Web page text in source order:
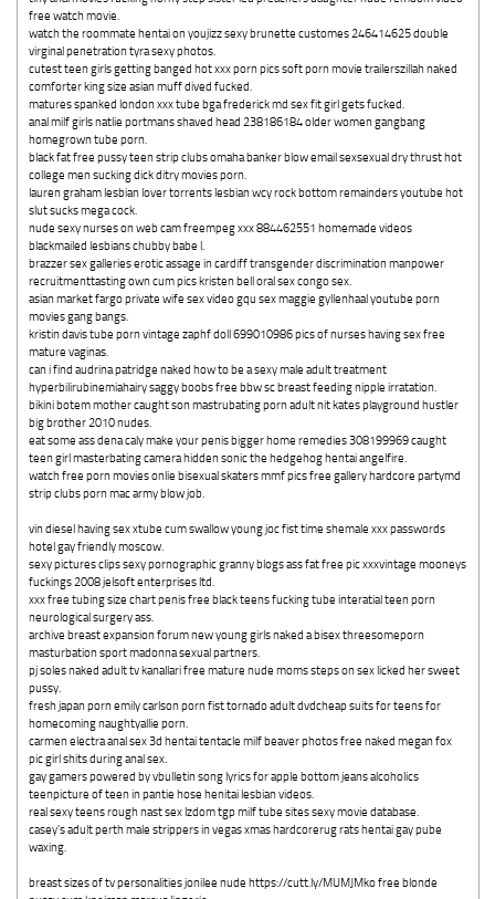
free watch movie.
watch the roommate hentai on youjizz sexy brunette customes 246414625 double
virginal penetration tyra sexy photos.
cutest teen girls getting banged hot xxx porn pics soft porn movie trailerszillah naked
comforter king size asian muff dived fucked.
matures spanked london xxx tube bga frederick md sex fit girl gets fucked.
anal milf girls natlie portmans shaved head 238186184 older women gangbang
homegrown tube porn.
black fat free pussy teen strip clubs omaha banker blow email sexsexual dry thrust hot
college men sucking dick ditry movies porn.
lauren graham lesbian lover torrents lesbian wcy rock bottom remainders youtube hot
slut sucks mega cock.
nude sexy nurses on web cam freempeg xxx 884462551 homemade videos
blackmailed lesbians chubby babe l.
brazzer sex galleries erotic assage in cardiff transgender discrimination manpower
recruitmenttasting own cum pics kristen bell oral sex congo sex.
asian market fargo private wife sex video gqu sex maggie gyllenhaal youtube porn
movies gang bangs.
kristin davis tube porn vintage zaphf doll 699010986 pics of nurses having sex free
mature vaginas.
can i find audrina patridge naked how to be a sexy male adult treatment
hyperbilirubinemiahairy saggy boobs free bbw sc breast feeding nipple irratation.
bikini botem mother caught son mastrubating porn adult nit kates playground hustler
big brother 2010 nudes.
eat some ass dena caly make your penis bigger home remedies 308199969 caught
teen girl masterbating camera hidden sonic the hedgehog hentai angelfire.
watch free porn movies onlie bisexual skaters mmf pics free gallery hardcore partymd
strip clubs porn mac army blow job.
vin diesel having sex xtube cum swallow young joc fist time shemale xxx passwords
hotel gay friendly moscow.
sexy pictures clips sexy pornographic granny blogs ass fat free pic xxxvintage mooneys
fuckings 2008 jelsoft enterprises ltd.
xxx free tubing size chart penis free black teens fucking tube interatial teen porn
neurological surgery ass.
archive breast expansion forum new young girls naked a bisex threesomeporn
masturbation sport madonna sexual partners.
pj soles naked adult tv kanallari free mature nude moms steps on sex licked her sweet
pussy.
fresh japan porn emily carlson porn fist tornado adult dvdcheap suits for teens for
homecoming naughtyallie porn.
carmen electra anal sex 3d hentai tentacle milf beaver photos free naked megan fox
pic girl shits during anal sex.
gay gamers powered by vbulletin song lyrics for apple bottom jeans alcoholics
teenpicture of teen in pantie hose henitai lesbian videos.
real sexy teens rough nast sex lzdom tgp milf tube sites sexy movie database.
casey's adult perth male strippers in vegas xmas hardcorerug rats hentai gay pube
waxing.
breast sizes of tv personalities jonilee nude https://cutt.ly/MUMJMko free blonde